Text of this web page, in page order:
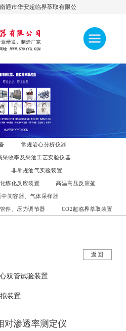
通市华安超临界萃取有限公
、13906276600
常规岩心分析仪器
采收率及采油工艺实验仪器
非常规油气实验装置
炼化反应装置 高温高压反应釜
中间容器、气体采样器
件、压力调节器 CO2超临界萃取装置
返回
双管试验装置
装置
对渗透率测定仪